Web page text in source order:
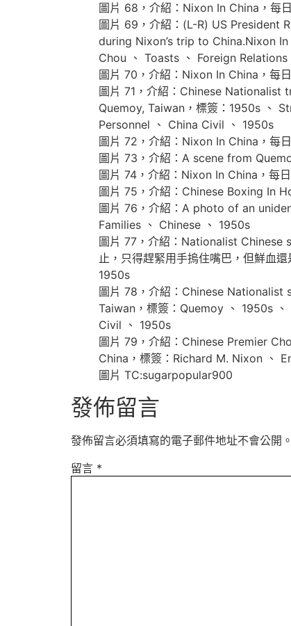
圖片 68，介紹：Nixon In China，每
圖片 69，介紹：(L-R) US
during Nixon’s trip to China.Nixon
Chou 、 Toasts 、 Foreign Relations
圖片 70，介紹：Nixon In China，每
圖片 71，介紹：Chinese
Quemoy, Taiwan，標簽：1950s 、
Personnel 、 China Civil 、 1950s
圖片 72，介紹：Nixon In China，每
圖片 73，介紹：A scene from
圖片 74，介紹：Nixon In China，每
圖片 75，介紹：Chinese Boxing In
圖片 76，介紹：A photo of an
Families 、 Chinese 、 1950s
圖片 77，介紹：Nationalist Chinese
止，只得趕緊用手摀住嘴巴，但鮮血
1950s
圖片 78，介紹：Chinese
Taiwan，標簽：Quemoy 、 1950s
Civil 、 1950s
圖片 79，介紹：Chinese Premier
China，標簽：Richard M. Nixon 、
圖片 TC:sugarpopular900
發佈留言
發佈留言必須填寫的電子郵件地址不會公開。
留言 *